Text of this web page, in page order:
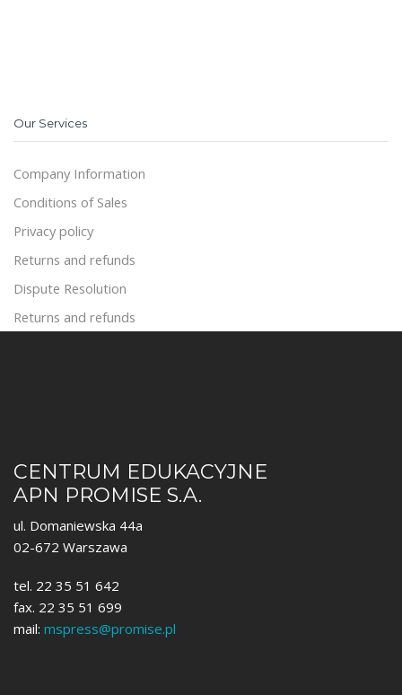
Our Services
Company Information
Conditions of Sales
Privacy policy
Returns and refunds
Dispute Resolution
Returns and refunds
CENTRUM EDUKACYJNE
APN PROMISE S.A.
ul. Domaniewska 44a
02-672 Warszawa
tel. 22 35 51 642
fax. 22 35 51 699
mail: mspress@promise.pl